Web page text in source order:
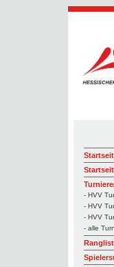
- HVV
- HVV
- HVV
- alle